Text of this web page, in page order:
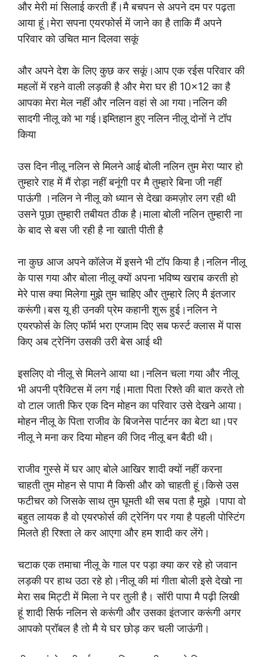
और मेरी मां सिलाई करती हैं।मै बचपन से अपने दम पर पढ़ता
आया हूं।मेरा सपना एयरफोर्स में जाने का है ताकि मैं अपने
परिवार को उचित मान दिलवा सकूं
और अपने देश के लिए कुछ कर सकूं।आप एक रईस परिवार की
महलों में रहने वाली लड़की है और मेरा घर ही 10×12 का है
आपका मेरा मेल नहीं और नलिन वहां से आ गया।नलिन की
सादगी नीलू को भा गई।इम्तिहान हुए नलिन नीलू दोनों ने टॉप
किया
उस दिन नीलू नलिन से मिलने आई बोली नलिन तुम मेरा प्यार हो
तुम्हारे राह में मैं रोड़ा नहीं बनूंगी पर मै तुम्हारे बिना जी नहीं
पाऊंगी ।नलिन ने नीलू को ध्यान से देखा कमज़ोर लग रही थी
उसने पूछा तुम्हारी तबीयत ठीक है।माला बोली नलिन तुम्हारी ना
के बाद से बस जी रही है ना खाती पीती है
ना कुछ आज अपने कॉलेज में इसने भी टॉप किया है।नलिन नीलू
के पास गया और बोला नीलू क्यों अपना भविष्य खराब करती हो
मेरे पास क्या मिलेगा मुझे तुम चाहिए और तुम्हारे लिए मै इंतजार
करूंगी।बस यू ही उनकी प्रेम कहानी शुरू हुई।नलिन ने
एयरफोर्स के लिए फॉर्म भरा एग्जाम दिए सब फर्स्ट क्लास में पास
किए अब ट्रेनिंग उसकी उरी बेस आई थी
इसलिए वो नीलू से मिलने आया था।नलिन चला गया और नीलू
भी अपनी प्रैक्टिस में लग गई।माता पिता रिश्ते की बात करते तो
वो टाल जाती फिर एक दिन मोहन का परिवार उसे देखने आया।
मोहन नीलू के पिता राजीव के बिजनेस पार्टनर का बेटा था।पर
नीलू ने मना कर दिया मोहन की जिद नीलू बन बैठी थी।
राजीव गुस्से में घर आए बोले आखिर शादी क्यों नहीं करना
चाहती तुम मोहन से पापा मै किसी और को चाहती हूं।किसे उस
फटीचर को जिसके साथ तुम घूमती थी सब पता है मुझे ।पापा वो
बहुत लायक है वो एयरफोर्स की ट्रेनिंग पर गया है पहली पोस्टिंग
मिलते ही रिश्ता ले कर आएगा और हम शादी कर लेंगे।
चटाक एक तमाचा नीलू के गाल पर पड़ा क्या कर रहे हो जवान
लड़की पर हाथ उठा रहे हो।नीलू की मां गीता बोली इसे देखो ना
मेरा सब मिट्टी में मिला ने पर तुली है। सॉरी पापा मै पढ़ी लिखी
हूं शादी सिर्फ नलिन से करूंगी और उसका इंतजार करूंगी अगर
आपको प्रॉबल है तो मै ये घर छोड़ कर चली जाऊंगी।